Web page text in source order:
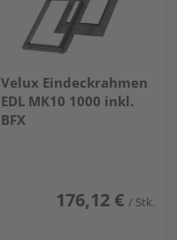
Velux Eindeckrahmen
EDL MK10 1000 inkl.
BFX
176,12 € / Stk.